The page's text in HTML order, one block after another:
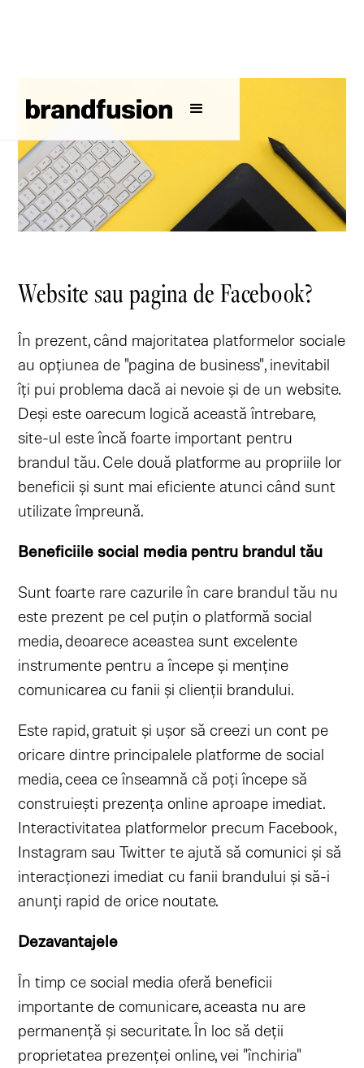
Website sau pagina de Facebook?
În prezent, când majoritatea platformelor sociale
au opțiunea de "pagina de business", inevitabil
îți pui problema dacă ai nevoie și de un website.
Deși este oarecum logică această întrebare,
site-ul este încă foarte important pentru
brandul tău. Cele două platforme au propriile lor
beneficii și sunt mai eficiente atunci când sunt
utilizate împreună.
Beneficiile social media pentru brandul tău
Sunt foarte rare cazurile în care brandul tău nu
este prezent pe cel puțin o platformă social
media, deoarece aceastea sunt excelente
instrumente pentru a începe și menține
comunicarea cu fanii și clienții brandului.
Este rapid, gratuit și ușor să creezi un cont pe
oricare dintre principalele platforme de social
media, ceea ce înseamnă că poți începe să
construiești prezența online aproape imediat.
Interactivitatea platformelor precum Facebook,
Instagram sau Twitter te ajută să comunici și să
interacționezi imediat cu fanii brandului și să-i
anunți rapid de orice noutate.
Dezavantajele
În timp ce social media oferă beneficii
importante de comunicare, aceasta nu are
permanență și securitate. În loc să deții
proprietatea prezenței online, vei "închiria"